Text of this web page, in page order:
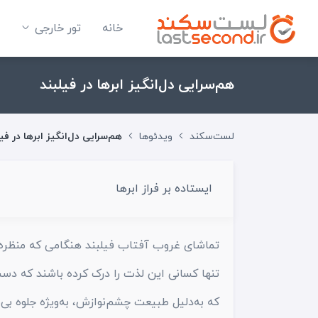
خانه تور خارجی
هم‌سرایی دل‌انگیز ابرها در فیلبند
لست‌سکند ویدئوها هم‌سرایی دل‌انگیز ابرها در
ایستاده بر فراز ابرها
تماشای غروب آفتاب فیلبند هنگامی که
تنها کسانی این لذت را درک کرده باشند که
که به‌دلیل طبیعت چشم‌نوازش، به‌ویژه جلوه